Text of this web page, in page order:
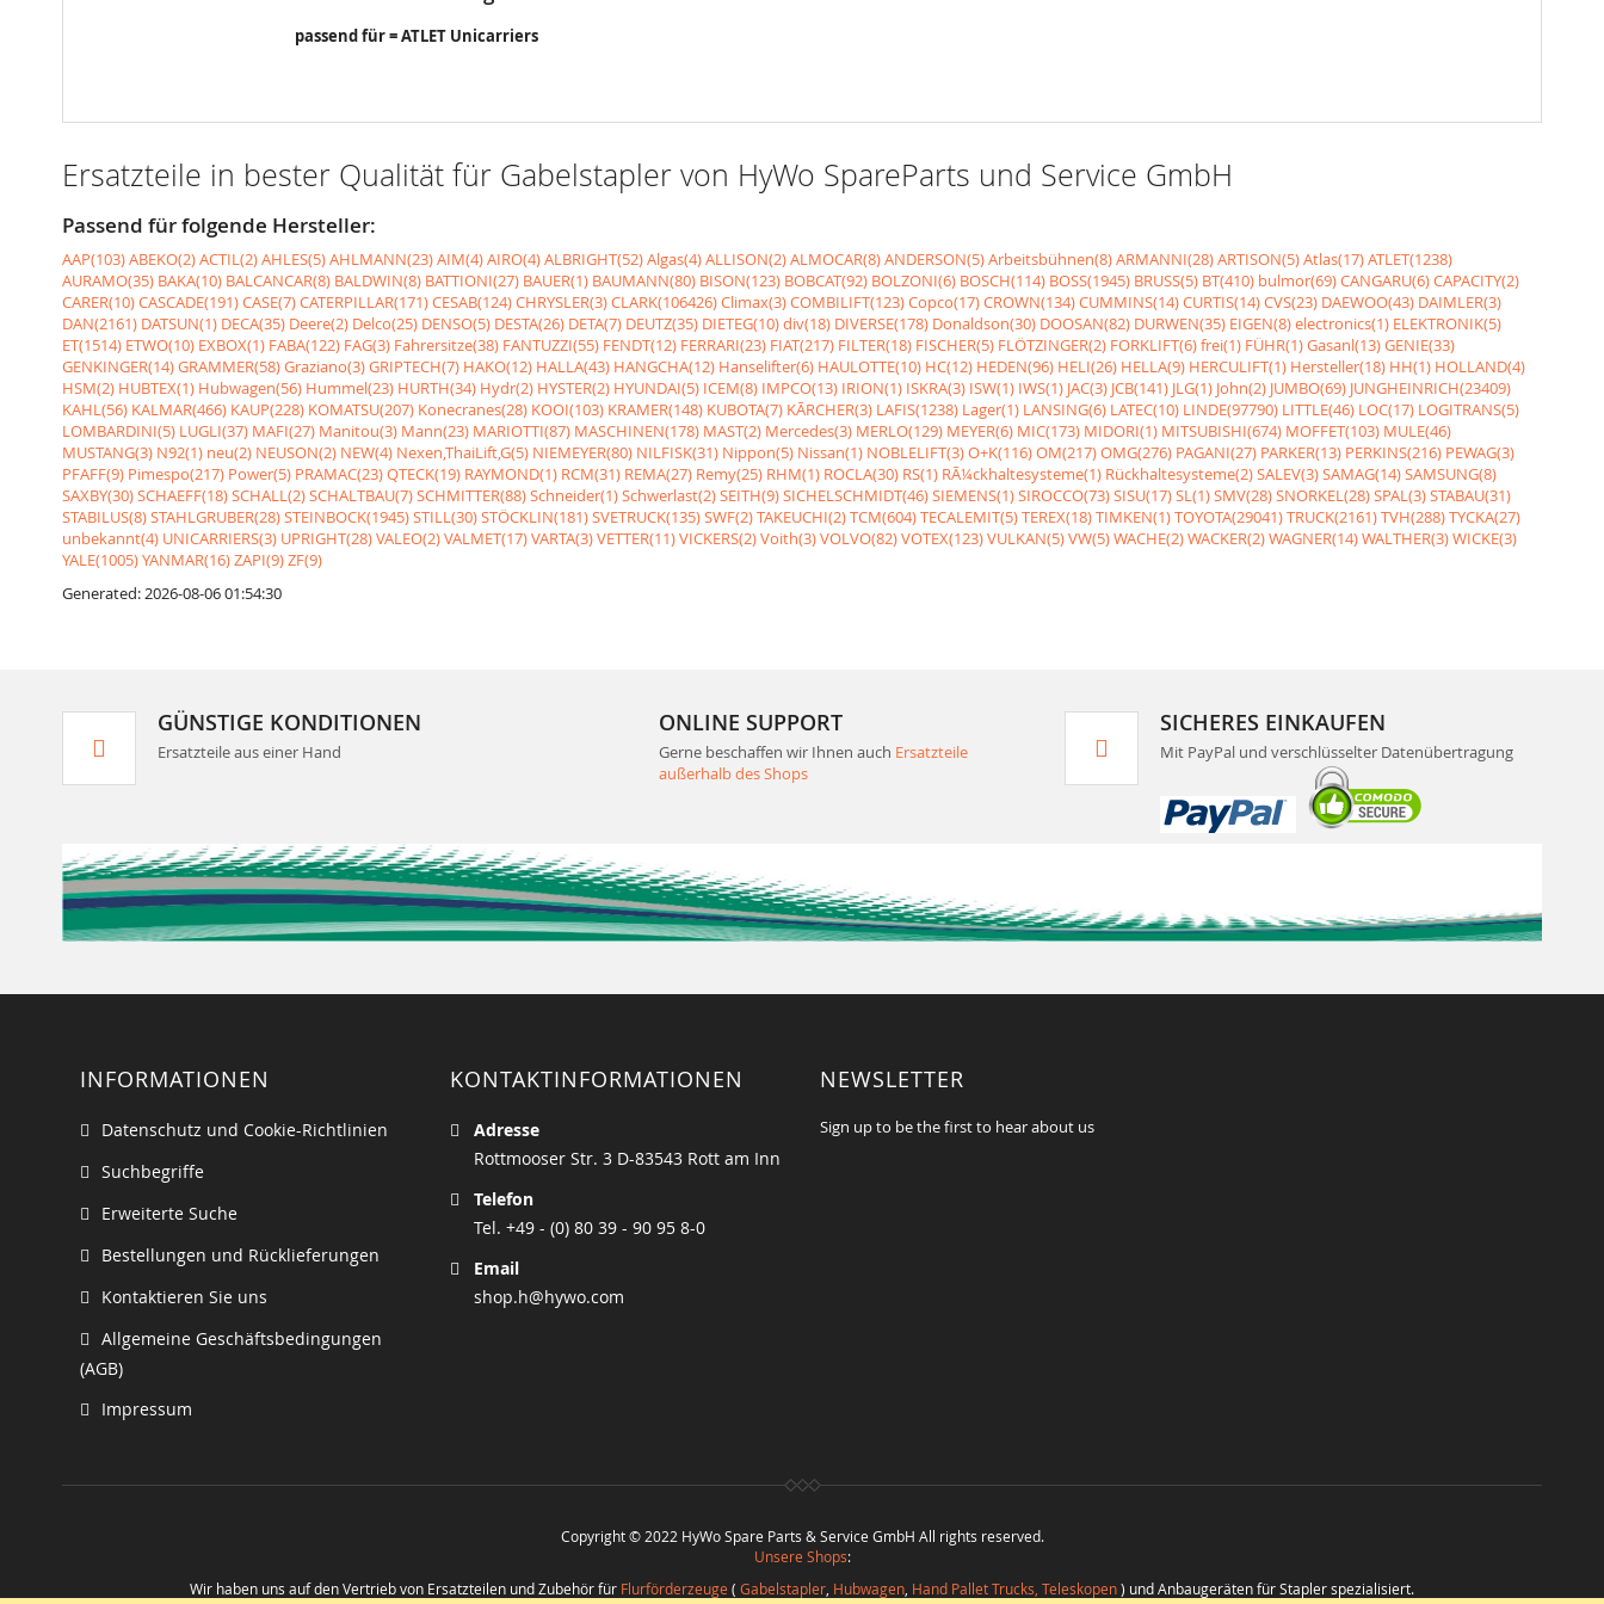
passend für = ATLET Unicarriers
Ersatzteile in bester Qualität für Gabelstapler von HyWo SpareParts und Service GmbH
Passend für folgende Hersteller:
AAP(103)ABEKO(2)ACTIL(2)AHLES(5)AHLMANN(23)AIM(4)AIRO(4)ALBRIGHT(52)Algas(4)ALLISON(2)ALMOCAR(8)ANDERSON(5)Arbeitsbühnen(8)ARMANNI(28)ARTISON(5)Atlas(17)ATLET(1238)
AURAMO(35) BAKA(10) BALCANCAR(8) BALDWIN(8) BATTIONI(27) BAUER(1) BAUMANN(80) BISON(123) BOBCAT(92) BOLZONI(6) BOSCH(114) BOSS(1945) BRUSS(5) BT(410) bulmor(69)CANGARU(6)CAPACITY(2)
CARER(10)CASCADE(191)CASE(7)CATERPILLAR(171)CESAB(124)CHRYSLER(3)CLARK(106426)Climax(3)COMBILIFT(123)Copco(17)CROWN(134)CUMMINS(14)CURTIS(14)CVS(23) DAEWOO(43) DAIMLER(3)
DAN(2161) DATSUN(1) DECA(35) Deere(2) Delco(25) DENSO(5) DESTA(26) DETA(7) DEUTZ(35) DIETEG(10)div(18) DIVERSE(178) Donaldson(30) DOOSAN(82) DURWEN(35) EIGEN(8)electronics(1) ELEKTRONIK(5)
ET(1514) ETWO(10) EXBOX(1) FABA(122) FAG(3) Fahrersitze(38) FANTUZZI(55) FENDT(12) FERRARI(23) FIAT(217) FILTER(18) FISCHER(5) FLÖTZINGER(2) FORKLIFT(6)frei(1) FÜHR(1)Gasanl(13)GENIE(33)
GENKINGER(14)GRAMMER(58)Graziano(3)GRIPTECH(7) HAKO(12) HALLA(43) HANGCHA(12) Hanselifter(6) HAULOTTE(10) HC(12) HEDEN(96) HELI(26) HELLA(9) HERCULIFT(1) Hersteller(18) HH(1) HOLLAND(4)
HSM(2) HUBTEX(1) Hubwagen(56) Hummel(23) HURTH(34) Hydr(2) HYSTER(2) HYUNDAI(5) ICEM(8) IMPCO(13) IRION(1) ISKRA(3) ISW(1) IWS(1) JAC(3) JCB(141) JLG(1) John(2) JUMBO(69) JUNGHEINRICH(23409)
KAHL(56) KALMAR(466) KAUP(228) KOMATSU(207) Konecranes(28) KOOI(103) KRAMER(148) KUBOTA(7) KÃRCHER(3) LAFIS(1238) Lager(1) LANSING(6) LATEC(10) LINDE(97790) LITTLE(46) LOC(17) LOGITRANS(5)
LOMBARDINI(5) LUGLI(37) MAFI(27) Manitou(3) Mann(23) MARIOTTI(87) MASCHINEN(178) MAST(2) Mercedes(3) MERLO(129) MEYER(6) MIC(173) MIDORI(1) MITSUBISHI(674) MOFFET(103) MULE(46)
MUSTANG(3) N92(1) neu(2) NEUSON(2) NEW(4) Nexen,ThaiLift,G(5) NIEMEYER(80) NILFISK(31) Nippon(5) Nissan(1) NOBLELIFT(3)O+K(116)OM(217)OMG(276) PAGANI(27) PARKER(13) PERKINS(216) PEWAG(3)
PFAFF(9) Pimespo(217) Power(5) PRAMAC(23)QTECK(19) RAYMOND(1) RCM(31) REMA(27) Remy(25) RHM(1) ROCLA(30) RS(1) RÃ¼ckhaltesysteme(1) Rückhaltesysteme(2)SALEV(3)SAMAG(14)SAMSUNG(8)
SAXBY(30)SCHAEFF(18)SCHALL(2)SCHALTBAU(7)SCHMITTER(88)Schneider(1)Schwerlast(2)SEITH(9)SICHELSCHMIDT(46)SIEMENS(1)SIROCCO(73)SISU(17)SL(1)SMV(28)SNORKEL(28)SPAL(3)STABAU(31)
STABILUS(8)STAHLGRUBER(28)STEINBOCK(1945)STILL(30)STÖCKLIN(181)SVETRUCK(135)SWF(2)TAKEUCHI(2)TCM(604)TECALEMIT(5)TEREX(18)TIMKEN(1)TOYOTA(29041)TRUCK(2161)TVH(288)TYCKA(27)
unbekannt(4) UNICARRIERS(3) UPRIGHT(28)VALEO(2)VALMET(17)VARTA(3)VETTER(11)VICKERS(2)Voith(3)VOLVO(82)VOTEX(123)VULKAN(5)VW(5)WACHE(2)WACKER(2)WAGNER(14)WALTHER(3)WICKE(3)
YALE(1005)YANMAR(16)ZAPI(9)ZF(9)
Generated: 2026-08-06 01:54:30
GÜNSTIGE KONDITIONEN
Ersatzteile aus einer Hand
ONLINE SUPPORT
Gerne beschaffen wir Ihnen auch Ersatzteile
außerhalb des Shops
SICHERES EINKAUFEN
Mit PayPal und verschlüsselter Datenübertragung
INFORMATIONEN
Datenschutz und Cookie-Richtlinien
Suchbegriffe
Erweiterte Suche
Bestellungen und Rücklieferungen
Kontaktieren Sie uns
Allgemeine Geschäftsbedingungen
(AGB)
Impressum
KONTAKTINFORMATIONEN
Adresse
Rottmooser Str. 3 D-83543 Rott am Inn
Telefon
Tel. +49 - (0) 80 39 - 90 95 8-0
Email
shop.h@hywo.com
NEWSLETTER
Sign up to be the first to hear about us
Copyright © 2022 HyWo Spare Parts & Service GmbH All rights reserved.
Unsere Shops:
Wir haben uns auf den Vertrieb von Ersatzteilen und Zubehör für Flurförderzeuge ( Gabelstapler, Hubwagen, Hand Pallet Trucks, Teleskopen) und Anbaugeräten für Stapler spezialisiert.